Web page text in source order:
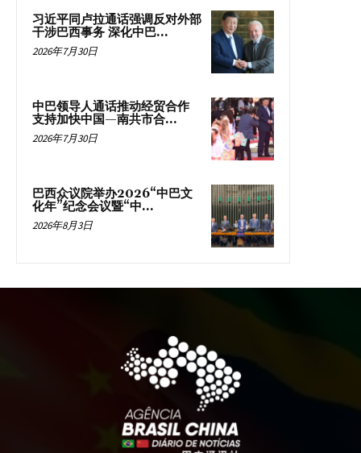
习近平同卢拉通话强调反对外部
干涉巴西事务 深化中巴...
2026年7月30日
中巴领导人通话推动经贸合作
支持加快中国—南共市合...
2026年7月30日
巴西众议院举办2026“中巴文
化年”纪念会议暨“中...
2026年8月3日